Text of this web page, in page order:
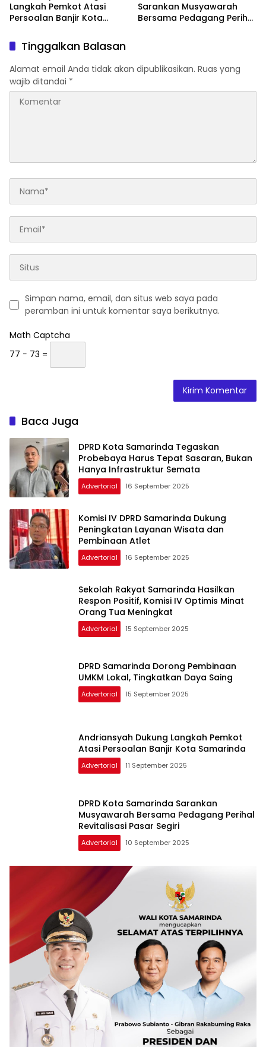
Langkah Pemkot Atasi
Persoalan Banjir Kota
Sarankan Musyawarah
Bersama Pedagang Perihal
Tinggalkan Balasan
Alamat email Anda tidak akan dipublikasikan. Ruas yang
wajib ditandai *
Simpan nama, email, dan situs web saya pada
peramban ini untuk komentar saya berikutnya.
Math Captcha
77 − 73 =
Baca Juga
DPRD Kota Samarinda Tegaskan
Probebaya Harus Tepat Sasaran, Bukan
Hanya Infrastruktur Semata
Advertorial 16 September 2025
Komisi IV DPRD Samarinda Dukung
Peningkatan Layanan Wisata dan
Pembinaan Atlet
Advertorial 16 September 2025
Sekolah Rakyat Samarinda Hasilkan
Respon Positif, Komisi IV Optimis Minat
Orang Tua Meningkat
Advertorial 15 September 2025
DPRD Samarinda Dorong Pembinaan
UMKM Lokal, Tingkatkan Daya Saing
Advertorial 15 September 2025
Andriansyah Dukung Langkah Pemkot
Atasi Persoalan Banjir Kota Samarinda
Advertorial 11 September 2025
DPRD Kota Samarinda Sarankan
Musyawarah Bersama Pedagang Perihal
Revitalisasi Pasar Segiri
Advertorial 10 September 2025